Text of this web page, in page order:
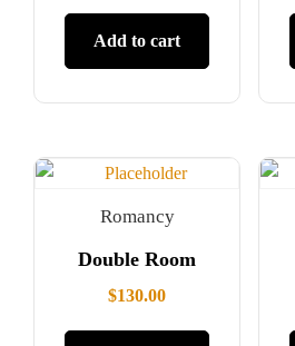
Add to cart
Romancy
Double Room
$130.00